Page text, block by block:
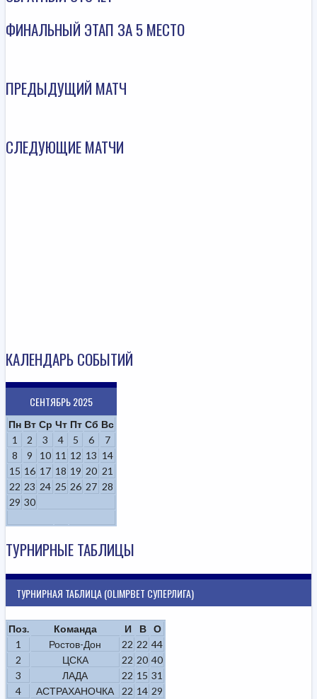
ФИНАЛЬНЫЙ ЭТАП ЗА 5 МЕСТО
ПРЕДЫДУЩИЙ МАТЧ
СЛЕДУЮЩИЕ МАТЧИ
КАЛЕНДАРЬ СОБЫТИЙ
СЕНТЯБРЬ 2025
Пн Вт Ср Чт Пт Сб Вс
1
2 3 4 5 6
7
8
9 10 11 12 13 14
15 16 17 18 19 20 21
22 23 24 25 26 27 28
29 30
ТУРНИРНЫЕ ТАБЛИЦЫ
ТУРНИРНАЯ ТАБЛИЦА (OLIMPBET СУПЕРЛИГА)
Поз. Команда И В
О
1
Ростов-Дон 22 22 44
2
ЦСКА 22 20 40
3
ЛАДА 22 15 31
4
АСТРАХАНОЧКА 22 14 29